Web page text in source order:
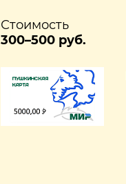
Стоимость
300–500 руб.